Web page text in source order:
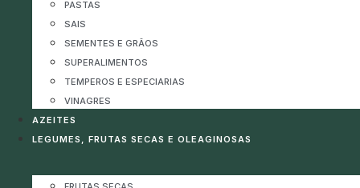
PASTAS
SAIS
SEMENTES E GRÃOS
SUPERALIMENTOS
TEMPEROS E ESPECIARIAS
VINAGRES
AZEITES
LEGUMES, FRUTAS SECAS E OLEAGINOSAS